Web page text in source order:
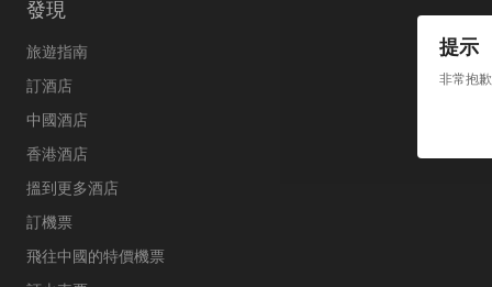
提示
非常抱
發現
旅遊指南
訂酒店
中國酒店
香港酒店
搵到更多酒店
訂機票
飛往中國的特價機票